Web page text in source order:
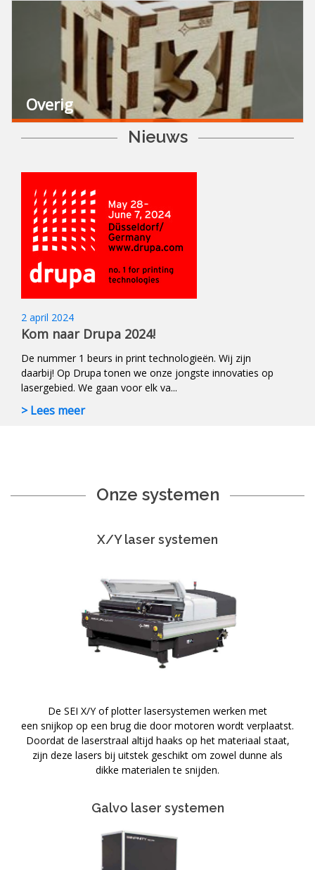
Overig
Nieuws
2 april 2024
Kom naar Drupa 2024!
De nummer 1 beurs in print technologieën. Wij zijn
daarbij! Op Drupa tonen we onze jongste innovaties op
lasergebied. We gaan voor elk va...
> Lees meer
Onze systemen
X/Y laser systemen
De SEI X/Y of plotter lasersystemen werken met
een snijkop op een brug die door motoren wordt verplaatst.
Doordat de laserstraal altijd haaks op het materiaal staat,
zijn deze lasers bij uitstek geschikt om zowel dunne als
dikke materialen te snijden.
Galvo laser systemen